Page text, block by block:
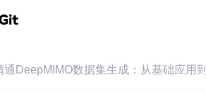
通DeepMIMO数据集生成：从基础应用